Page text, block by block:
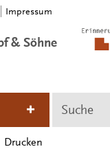
Impressum
& Söhne
Suche
Drucken